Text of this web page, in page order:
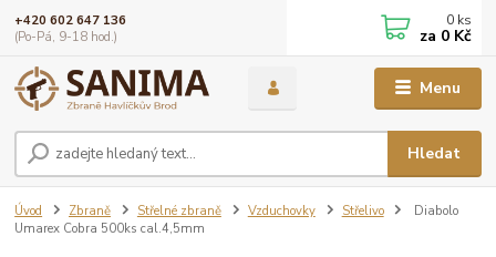
Menu
Hledat
+420 602 647 136
(Po-Pá, 9-18 hod.)
0 ks
za 0 Kč
Úvod Zbraně Střelné zbraně Vzduchovky Střelivo
Diabolo
Umarex Cobra 500ks cal.4,5mm